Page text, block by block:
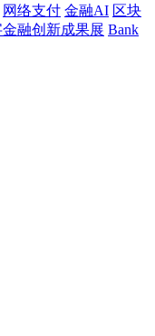
网络支付 金融AI 区块
融创新成果展 Bank